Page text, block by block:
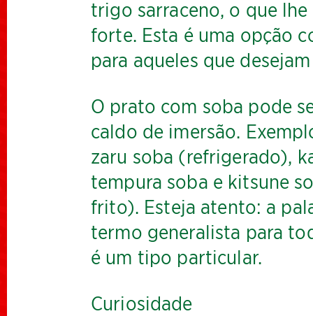
trigo sarraceno, o que
forte. Esta é uma opção
para aqueles que
O prato com soba pode
caldo de imersão.
zaru soba (refrigerado),
tempura soba e kitsune
frito). Esteja atento: a
termo generalista para
é um tipo particular.
Curiosidade